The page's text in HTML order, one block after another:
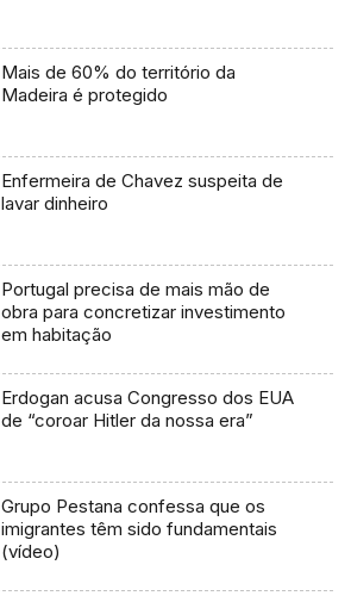
Mais de 60% do território da
Madeira é protegido
Enfermeira de Chavez suspeita de
lavar dinheiro
Portugal precisa de mais mão de
obra para concretizar investimento
em habitação
Erdogan acusa Congresso dos EUA
de “coroar Hitler da nossa era”
Grupo Pestana confessa que os
imigrantes têm sido fundamentais
(vídeo)